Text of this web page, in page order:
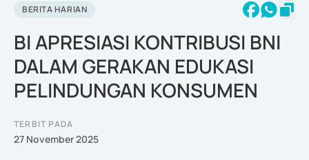
BERITA HARIAN
BI APRESIASI KONTRIBUSI BNI
DALAM GERAKAN EDUKASI
PELINDUNGAN KONSUMEN
TERBIT PADA
27 November 2025